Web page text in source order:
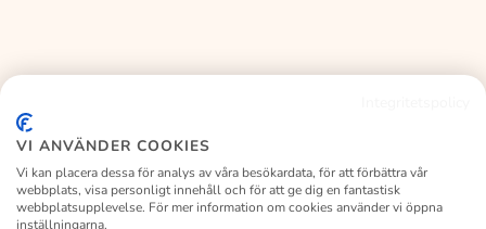
VI ANVÄNDER COOKIES
Vi kan placera dessa för analys av våra besökardata, för att förbättra vår
webbplats, visa personligt innehåll och för att ge dig en fantastisk
webbplatsupplevelse. För mer information om cookies använder vi öppna
inställningarna.